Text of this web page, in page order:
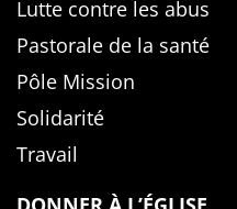
Lutte contre les abus
Pastorale de la santé
Pôle Mission
Solidarité
Travail